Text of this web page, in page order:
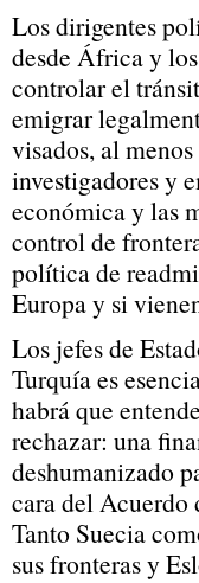
Los dirigentes
desde África y
controlar el
emigrar
visados, al
investigadores y
económica y las
control de
política de
Europa y si
Los jefes de
Turquía es
habrá que
rechazar: una
deshumanizado
cara del Acuerdo
Tanto Suecia
sus fronteras y